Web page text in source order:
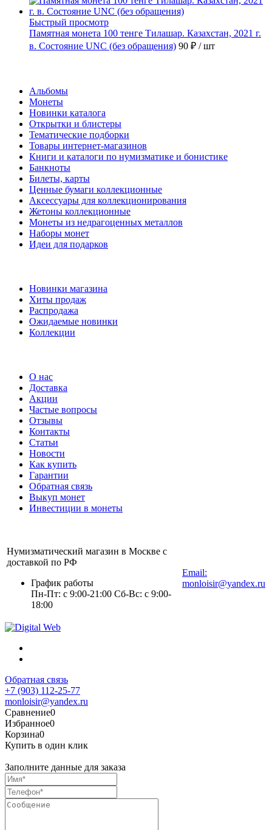
Быстрый просмотр
Памятная монета 100 тенге Тилашар. Казахстан, 2021 г.
в. Состояние UNC (без обращения) 90 ₽ / шт
Альбомы
Монеты
Новинки каталога
Открытки и блистеры
Тематические подборки
Товары интернет-магазинов
Книги и каталоги по нумизматике и бонистике
Банкноты
Билеты, карты
Ценные бумаги коллекционные
Аксессуары для коллекционирования
Жетоны коллекционные
Монеты из недрагоценных металлов
Наборы монет
Идеи для подарков
Новинки магазина
Хиты продаж
Распродажа
Ожидаемые новинки
Коллекции
О нас
Доставка
Акции
Частые вопросы
Отзывы
Контакты
Статьи
Новости
Как купить
Гарантии
Обратная связь
Выкуп монет
Инвестиции в монеты
Нумизматический магазин в Москве с
доставкой по РФ
График работы
Пн-Пт: с 9:00-21:00 Сб-Вс: с 9:00-
18:00
Email:
monloisir@yandex.ru
Обратная связь
+7 (903) 112-25-77
monloisir@yandex.ru
Сравнение0
Избранное0
Корзина0
Купить в один клик
Заполните данные для заказа